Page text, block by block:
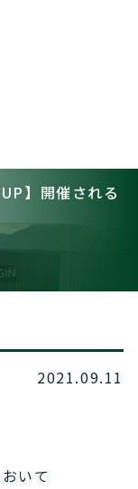
】開催される
2021.09.11
いて